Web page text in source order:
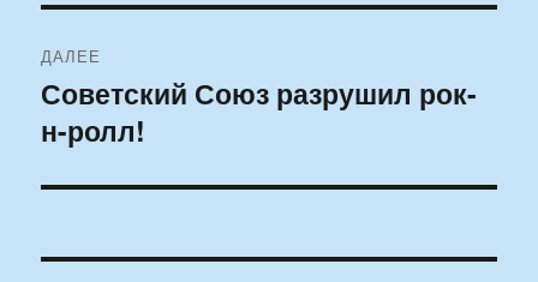
ДАЛЕЕ
Следующая
запись:
Советский Союз разрушил рок-
н-ролл!